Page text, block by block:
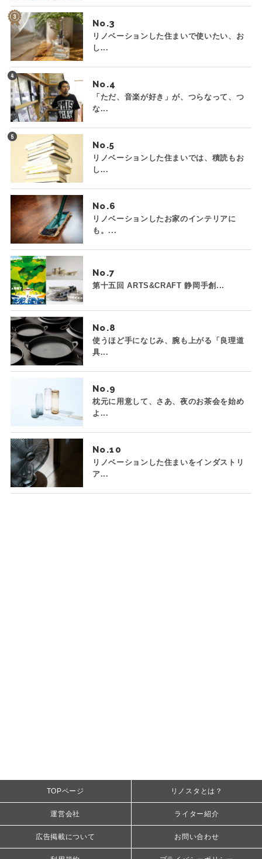
No.
リノベーションした住まいで使いたい、お
し...
No.
「ただ、音楽が好き」が、つらなって、つ
な...
No.
リノベーションした住まいでは、積読もお
し...
No.
リノベーションしたお家のインテリアに
も。...
No.
第十五回 ARTS&CRAFT 静岡手創...
No.
使うほど手になじみ、腕も上がる「良理道
具...
No.
枕元に用意して、さあ、夜のお茶会を始め
よ...
No.
リノベーションした住まいをインダストリ
ア...
TOPページ リノスタとは？
運営会社 ライター紹介
広告掲載について お問い合わせ